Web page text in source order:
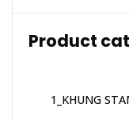
Product
1_KHUNG